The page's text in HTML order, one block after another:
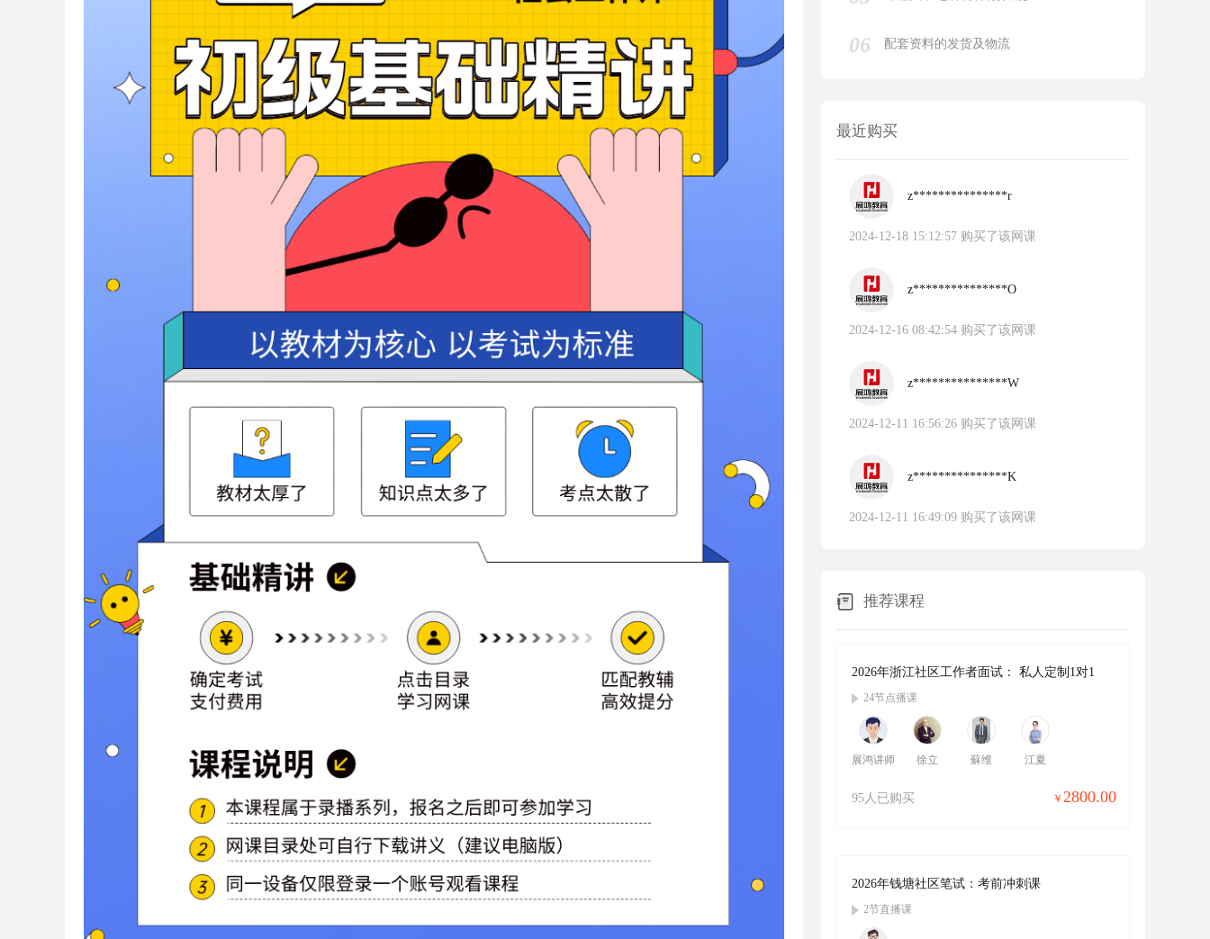
06 配套资料的发货及物流
最近购买
z***************r
2024-12-18 15:12:57 购买了该网课
z***************O
2024-12-16 08:42:54 购买了该网课
z***************W
2024-12-11 16:56:26 购买了该网课
z***************K
2024-12-11 16:49:09 购买了该网课
推荐课程
2026年浙江社区工作者面试： 私人定制1对1
24节点播课
展鸿讲师 徐立 蘇维 江夏
95 2800.00
2026年钱塘社区笔试：考前冲刺课
2节直播课